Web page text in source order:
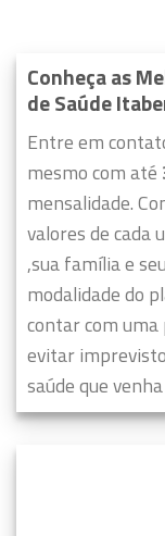
Conheça as
de Saúde
Entre em
mesmo com até
mensalidade.
valores de cada
,sua família e
modalidade do
contar com
evitar
saúde que